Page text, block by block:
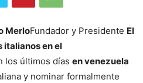
MerloFundador y Presidente El
italianos en el
los últimos días en venezuela
y nominar formalmente